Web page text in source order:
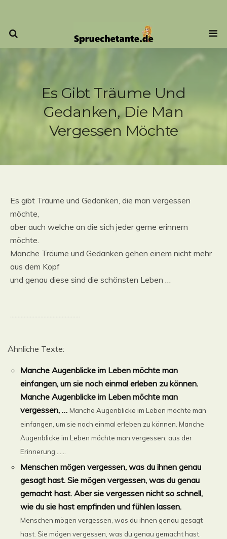
Es Gibt Träume Und
Gedanken, Die Man
Vergessen Möchte
Es gibt Träume und Gedanken, die man vergessen
möchte,
aber auch welche an die sich jeder gerne erinnern
möchte.
Manche Träume und Gedanken gehen einem nicht mehr
aus dem Kopf
und genau diese sind die schönsten Leben …
..............................................
Ähnliche Texte:
Manche Augenblicke im Leben möchte man
einfangen, um sie noch einmal erleben zu können.
Manche Augenblicke im Leben möchte man
vergessen, … Manche Augenblicke im Leben möchte man
einfangen, um sie noch einmal erleben zu können. Manche
Augenblicke im Leben möchte man vergessen, aus der
Erinnerung ......
Menschen mögen vergessen, was du ihnen genau
gesagt hast. Sie mögen vergessen, was du genau
gemacht hast. Aber sie vergessen nicht so schnell,
wie du sie hast empfinden und fühlen lassen.
Menschen mögen vergessen, was du ihnen genau gesagt
hast. Sie mögen vergessen, was du genau gemacht hast.